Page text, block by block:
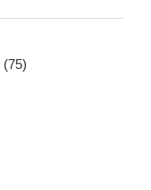
(75)